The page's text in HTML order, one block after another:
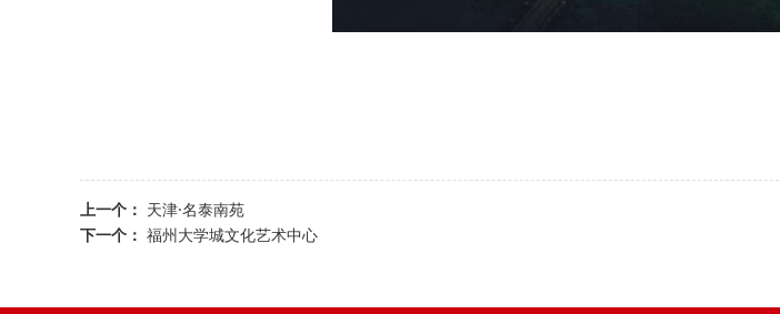
上一个： 天津·名泰南苑
下一个： 福州大学城文化艺术中心